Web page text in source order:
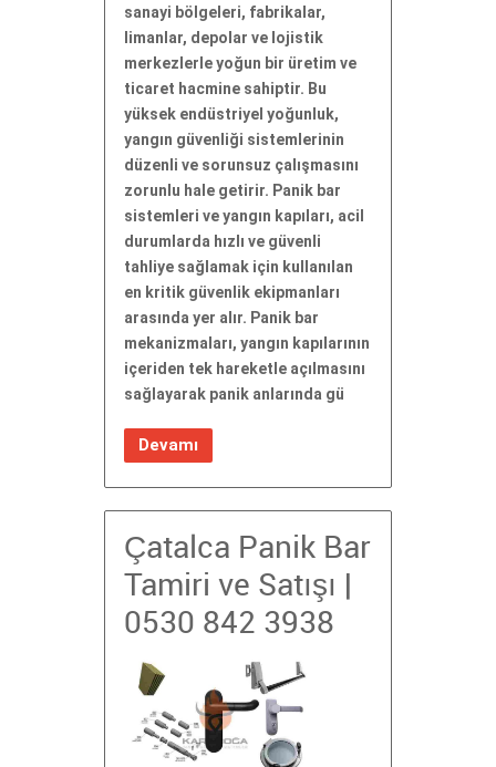
sanayi bölgeleri, fabrikalar,
limanlar, depolar ve lojistik
merkezlerle yoğun bir üretim ve
ticaret hacmine sahiptir. Bu
yüksek endüstriyel yoğunluk,
yangın güvenliği sistemlerinin
düzenli ve sorunsuz çalışmasını
zorunlu hale getirir. Panik bar
sistemleri ve yangın kapıları, acil
durumlarda hızlı ve güvenli
tahliye sağlamak için kullanılan
en kritik güvenlik ekipmanları
arasında yer alır. Panik bar
mekanizmaları, yangın kapılarının
içeriden tek hareketle açılmasını
sağlayarak panik anlarında gü
Devamı
Çatalca Panik Bar
Tamiri ve Satışı |
0530 842 3938